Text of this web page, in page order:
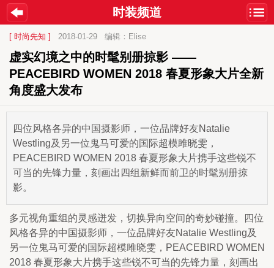
时装频道
[ 时尚先知 ] 2018-01-29 编辑：Elise
虚实幻境之中的时髦别册掠影 ——
PEACEBIRD WOMEN 2018 春夏形象大片全新
角度盛大发布
四位风格各异的中国摄影师，一位品牌好友Natalie
Westling及另一位鬼马可爱的国际超模雎晓雯，
PEACEBIRD WOMEN 2018 春夏形象大片携手这些锐不
可当的先锋力量，刻画出四组新鲜而前卫的时髦别册掠
影。
多元视角重组的灵感迸发，切换异向空间的奇妙碰撞。四位
风格各异的中国摄影师，一位品牌好友Natalie Westling及
另一位鬼马可爱的国际超模雎晓雯，PEACEBIRD WOMEN
2018 春夏形象大片携手这些锐不可当的先锋力量，刻画出